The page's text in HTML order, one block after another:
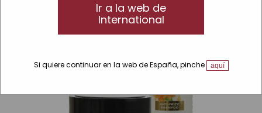
Ir a la web de
International
Si quiere continuar en la web de España, pinche aquí